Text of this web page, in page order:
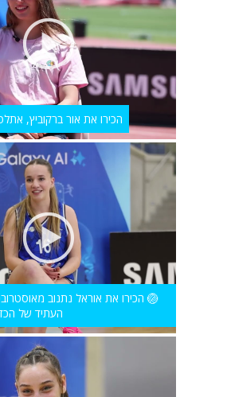
הכירו את אור ברקוביץ,
🏐 הכירו את אוראל נתנוב
העתיד של